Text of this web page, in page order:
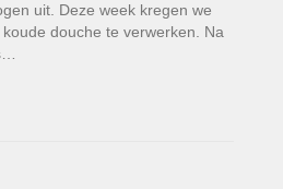
uit. Deze week kregen we
koude douche te verwerken. Na